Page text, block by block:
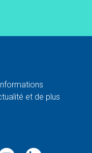
et de plus